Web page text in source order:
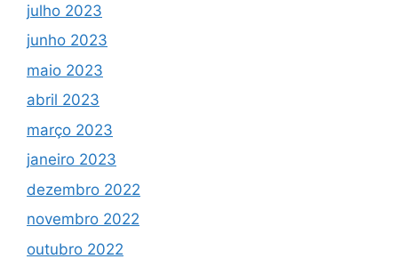
julho 2023
junho 2023
maio 2023
abril 2023
março 2023
janeiro 2023
dezembro 2022
novembro 2022
outubro 2022